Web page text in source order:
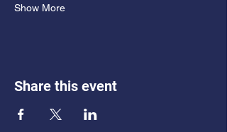
Show More
Share this event